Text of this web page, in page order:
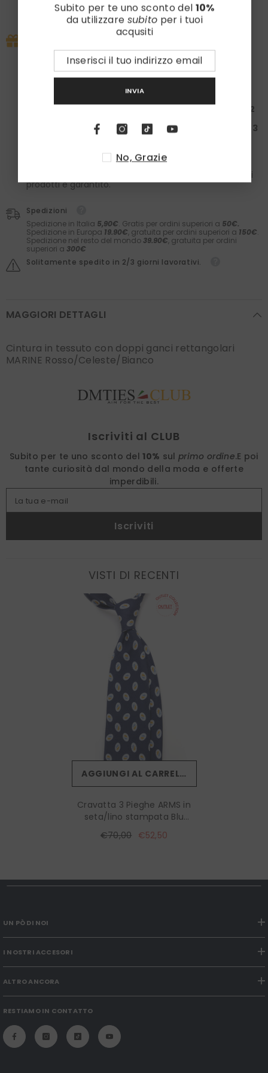
Visualizza le informazioni del negozio
Approfitta subito della nostra promo esclusiva:
la tua spesa ti regala un setLaboratori Asteriti
calzini in caldo cotoneZazà!
100€: Ricevi una
Spendi almeno200€: Ricevi unaBox da 150€ + 2
Spendi almeno 300€ : Ricevi una
Box da 200€ + 3
di calzini
Nelle box troverai il meglio deiLaboratori Asteriti
sieri, prodotti barba e molto altro) e il comfort dei
. Il valore dei
prodotti è garantito.
Spedizioni
Spedizione in Italia 5,90€. Gratis per ordini superiori a 50€.
Spedizione in Europa 19.90€, gratuita per ordini superiori a 150€.
Spedizione nel resto del mondo 39.90€, gratuita per ordini
superiori a 300€
Solitamente spedito in 2/3 giorni lavorativi.
MAGGIORI DETTAGLI
Cintura in tessuto con doppi ganci rettangolari
MARINE Rosso/Celeste/Bianco
Iscriviti al CLUB
Subito per te uno sconto del 10% sulprimo ordine.E poi
tante curiosità dal mondo della moda e offerte
imperdibili.
La tua e-mail
Iscriviti
VISTI DI RECENTI
AGGIUNGI AL CARRELLO
Cravatta 3 Pieghe ARMS in
seta/lino stampata Blu
€70,00 €52,50
UN PÒ DI NOI
I NOSTRI ACCESORI
ALTRO ANCORA
RESTIAMO IN CONTATTO
Subito per te uno sconto del 10%
da utilizzare subito per i tuoi
acqusiti
INVIA
No, Grazie